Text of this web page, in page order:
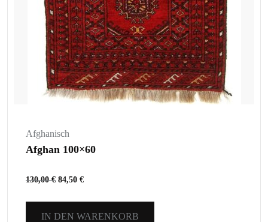
Afghanisch
Afghan 100×60
130,00€ 84,50 €
IN DEN WARENKORB